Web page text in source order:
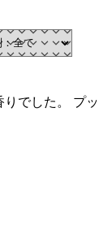
でした。 プッ